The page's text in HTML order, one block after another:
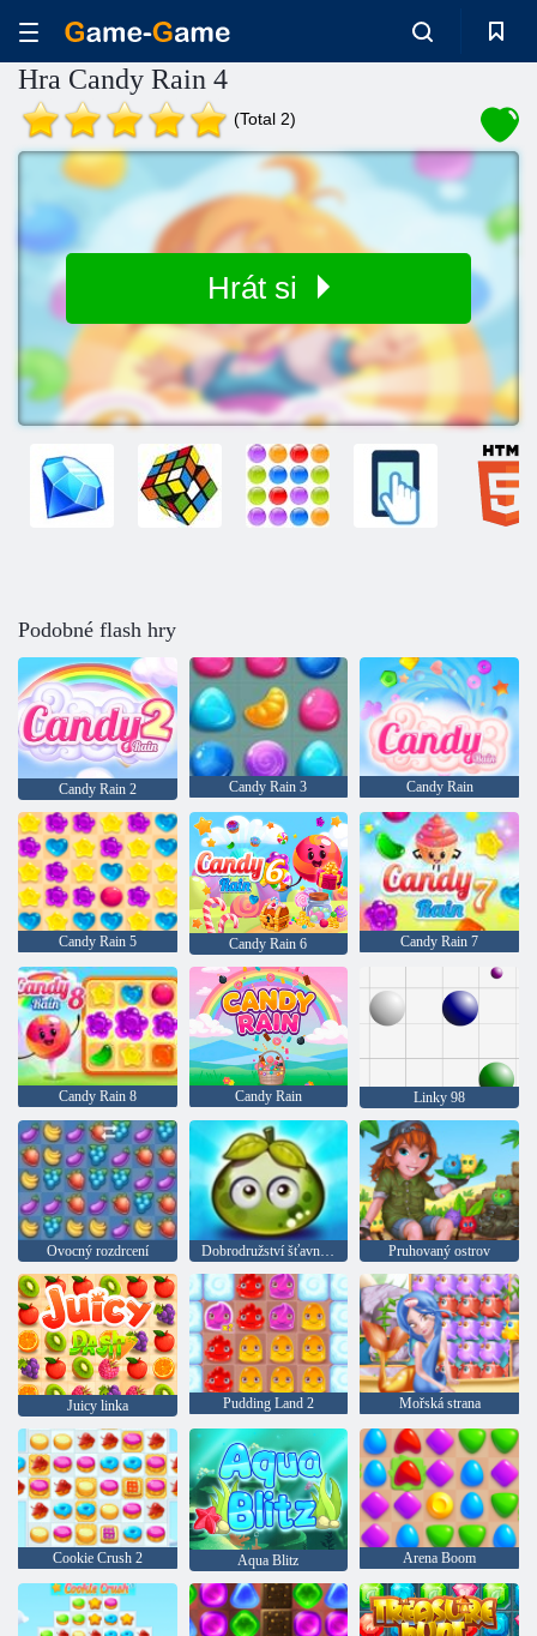
Hra Candy Rain 4
(Total 2)
Hrát si
Podobné flash hry
Candy Rain 2 Candy Rain 3 Candy Rain
Candy Rain 5 Candy Rain 6 Candy Rain 7
Candy Rain 8 Candy Rain Linky 98
Ovocný rozdrcení Dobrodružství šťavnatých bobulí Pruhovaný ostrov
Juicy linka Pudding Land 2 Mořská strana
Cookie Crush 2 Aqua Blitz Arena Boom